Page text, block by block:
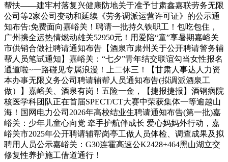
帮扶——建牢村落复兴健康防地关于准予甘肃鑫嘉联劳务无限
公司等2家公司变动和延续《劳务调派运营许可证》的公示通
知布告:免费面向嘉峪关！聘请一批持久铁职工！包吃包住，
广州携全运热情燃动雄关52950元！用爱陪“童”享暑期嘉峪关
市供销合做社聘请通知布告【酒泉市肃州关于公开聘请警务辅
帮人员笔试通知】嘉峪关：“七夕”青年结交联谊勾当女性报名
通道啦~一路碰见专属浪漫！上二休三！【甘肃人事达人力资
本办事无限义务公司聘请辅帮人员通知布告(拟调派酒泉工
做）】嘉峪关、酒泉有岗！五险一金，【捷报捷报】酒钢病院
核医学科团队正在首届SPECT/CT大赛中荣获集体一等逾越山
海！国网电力公司2026年高校结业生聘请通知布告(第一批)嘉
峪关：少年儿童心向党 牵手护航伴成长 爱心妈妈外行动，嘉
峪关市2025年公开聘请辅帮岗亭工做人员体检、调查成果及拟
聘用人员公示嘉峪关：G30连霍高速公K2428+464黑山湖立交
修复性养护施工借道通行！